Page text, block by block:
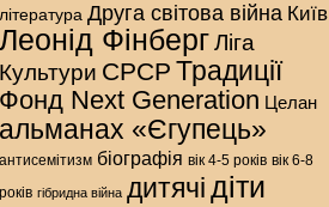
література Друга світова війна Київ
Леонід ФінбергЛіга
Культури СРСР Традиції
Фонд Next Generation Целан
альманах «Єгупець»
антисемітизм біографія вік 4-5 років вік 6-8
років гібридна війна дитячідіти